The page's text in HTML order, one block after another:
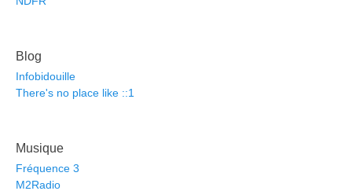
Blog
Infobidouille
There's no place like ::1
Musique
Fréquence 3
M2Radio